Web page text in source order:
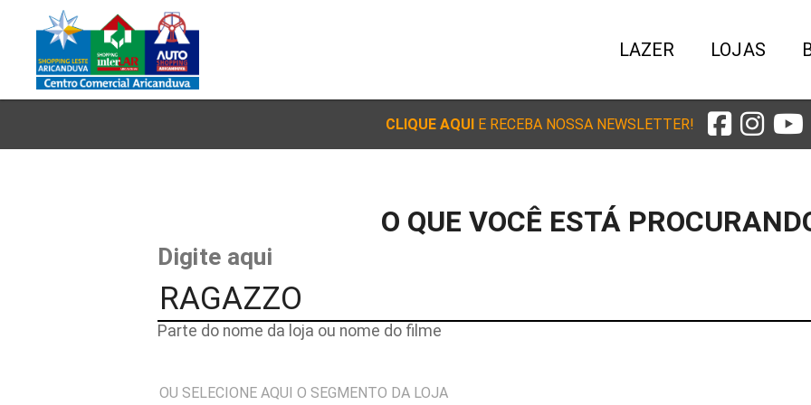
LAZER LOJAS
CLIQUE AQUIE RECEBA NOSSA NEWSLETTER!
O QUE VOCÊ ESTÁ
Digite aqui
Parte do nome da loja ou nome do filme
OU SELECIONE AQUI O SEGMENTO DA LOJA